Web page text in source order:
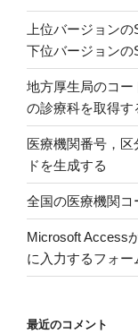
を
バ
ッ
ク
ア
ッ
プ
か
ら
復
元
す
る”
上位バージョン
下位バージョンの
地方厚生局のコ
の診療科を取得す
医療機関番号，
ドを生成する
全国の医療機関コ
Microsoft Access
に入力するフォー
最近のコメント